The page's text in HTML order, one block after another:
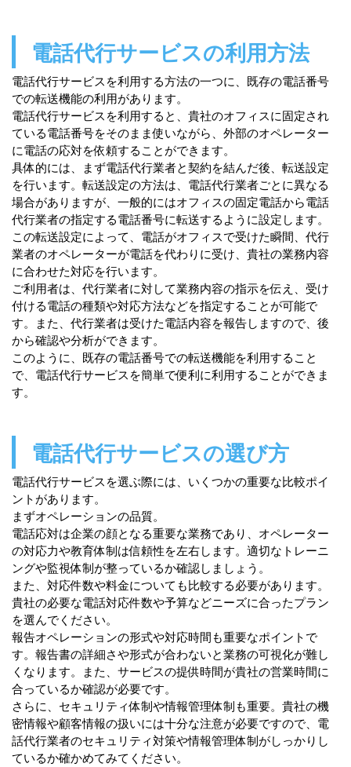
電話代行サービスの利用方法
電話代行サービスを利用する方法の一つに、既存の電話番号
での転送機能の利用があります。
電話代行サービスを利用すると、貴社のオフィスに固定され
ている電話番号をそのまま使いながら、外部のオペレーター
に電話の応対を依頼することができます。
具体的には、まず電話代行業者と契約を結んだ後、転送設定
を行います。転送設定の方法は、電話代行業者ごとに異なる
場合がありますが、一般的にはオフィスの固定電話から電話
代行業者の指定する電話番号に転送するように設定します。
この転送設定によって、電話がオフィスで受けた瞬間、代行
業者のオペレーターが電話を代わりに受け、貴社の業務内容
に合わせた対応を行います。
ご利用者は、代行業者に対して業務内容の指示を伝え、受け
付ける電話の種類や対応方法などを指定することが可能で
す。また、代行業者は受けた電話内容を報告しますので、後
から確認や分析ができます。
このように、既存の電話番号での転送機能を利用すること
で、電話代行サービスを簡単で便利に利用することができま
す。
電話代行サービスの選び方
電話代行サービスを選ぶ際には、いくつかの重要な比較ポイ
ントがあります。
まずオペレーションの品質。
電話応対は企業の顔となる重要な業務であり、オペレーター
の対応力や教育体制は信頼性を左右します。適切なトレーニ
ングや監視体制が整っているか確認しましょう。
また、対応件数や料金についても比較する必要があります。
貴社の必要な電話対応件数や予算などニーズに合ったプラン
を選んでください。
報告オペレーションの形式や対応時間も重要なポイントで
す。報告書の詳細さや形式が合わないと業務の可視化が難し
くなります。また、サービスの提供時間が貴社の営業時間に
合っているか確認が必要です。
さらに、セキュリティ体制や情報管理体制も重要。貴社の機
密情報や顧客情報の扱いには十分な注意が必要ですので、電
話代行業者のセキュリティ対策や情報管理体制がしっかりし
ているか確かめてみてください。